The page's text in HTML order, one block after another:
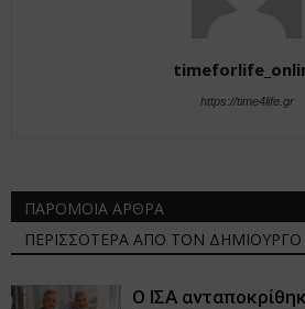
https://time4life.gr
ΠΑΡΟΜΟΙΑ ΑΡΘΡΑ
ΠΕΡΙΣΣΟΤΕΡΑ ΑΠΟ ΤΟΝ ΔΗΜΙΟΥΡΓΟ
Ο ΙΣΑ